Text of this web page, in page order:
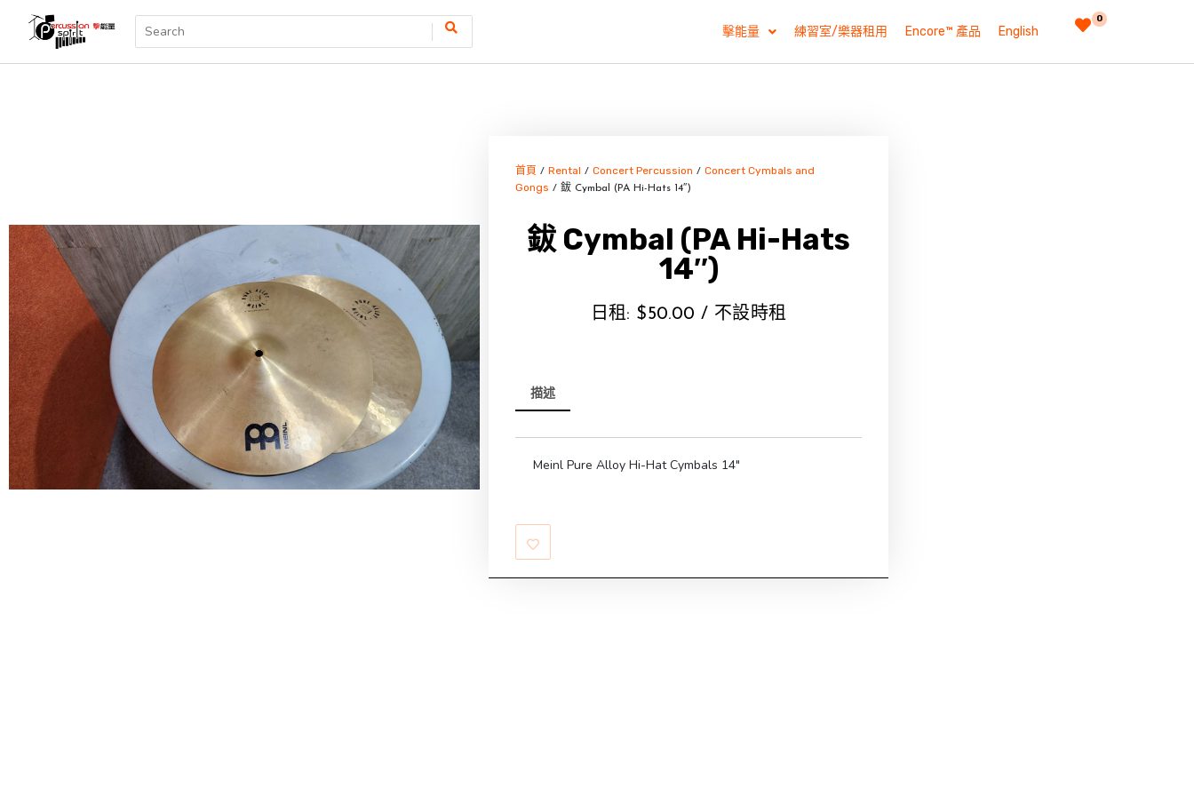
擊能量 練習室/樂器租用 Encore™ 產品 English
0
首頁 / Rental / Concert Percussion / Concert Cymbals and
Gongs / 鈸 Cymbal (PA Hi-Hats 14″)
鈸 Cymbal (PA Hi-Hats
14″)
日租: $50.00 / 不設時租
描述
Meinl Pure Alloy Hi-Hat Cymbals 14″